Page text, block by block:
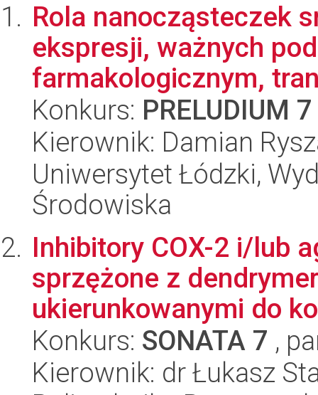
Rola nanocząsteczek
ekspresji, ważnych
farmakologicznym,
Konkurs: PRELUDIUM 7
Kierownik: Damian
Uniwersytet Łódzki,
Środowiska
Inhibitory COX-2 i/lub
sprzężone z
ukierunkowanymi do
Konkurs: SONATA 7 ,
Kierownik: dr Łukasz